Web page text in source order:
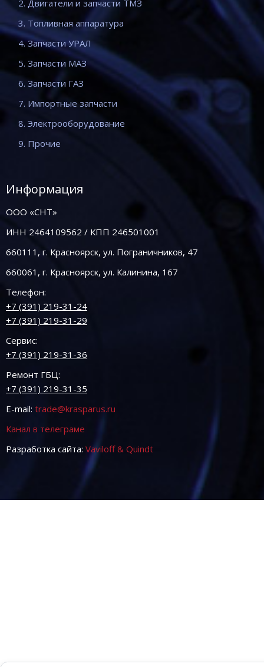
2. Двигатели и запчасти ТМЗ
3. Топливная аппаратура
4. Запчасти УРАЛ
5. Запчасти МАЗ
6. Запчасти ГАЗ
7. Импортные запчасти
8. Электрооборудование
9. Прочие
Информация
ООО «СНТ»
ИНН 2464109562 / КПП 246501001
660111, г. Красноярск, ул. Пограничников, 47
660061, г. Красноярск, ул. Калинина, 167
Телефон:
+7 (391) 219-31-24
+7 (391) 219-31-29
Сервис:
+7 (391) 219-31-36
Ремонт ГБЦ:
+7 (391) 219-31-35
E-mail: trade@krasparus.ru
Канал в телеграме
Разработка сайта: Vaviloff & Quindt